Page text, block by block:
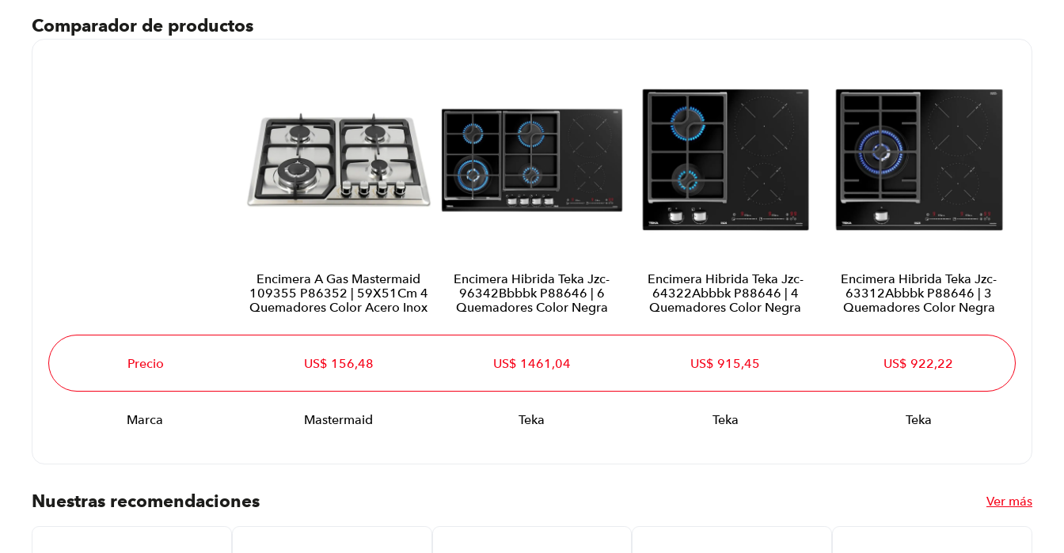
Comparador de productos
Encimera A Gas Mastermaid
109355 P86352 | 59X51Cm 4
Quemadores Color Acero Inox
Encimera Hibrida Teka Jzc-
96342Bbbbk P88646 | 6
Quemadores Color Negra
Encimera Hibrida Teka Jzc-
64322Abbbk P88646 | 4
Quemadores Color Negra
Encimera Hibrida Teka Jzc-
63312Abbbk P88646 | 3
Quemadores Color Negra
Precio US$ 156,48 US$ 1461,04 US$ 915,45 US$ 922,22
Marca Mastermaid Teka Teka Teka
Nuestras recomendaciones Ver más